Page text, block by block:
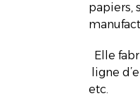
papiers,
Elle
ligne
etc.